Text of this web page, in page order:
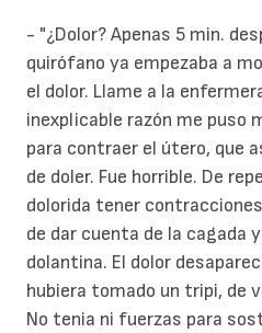
- "¿Dolor? Apenas 5 min.
quirófano ya empezaba a
el dolor. Llame a la
inexplicable razón me puso
para contraer el útero, que
de doler. Fue horrible. De
dolorida tener
de dar cuenta de la cagada
dolantina. El dolor
hubiera tomado un tripi, de
No tenia ni fuerzas para